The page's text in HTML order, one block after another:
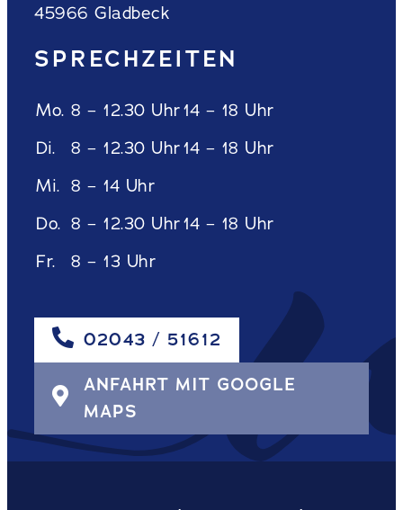
45966 Gladbeck
SPRECHZEITEN
Mo. 8 – 12.30 Uhr14 – 18 Uhr
Di.
8 – 12.30 Uhr14 – 18 Uhr
Mi. 8 – 14 Uhr
Do. 8 – 12.30 Uhr14 – 18 Uhr
Fr.
8 – 13 Uhr
02043 / 51612
ANFAHRT MIT GOOGLE
MAPS